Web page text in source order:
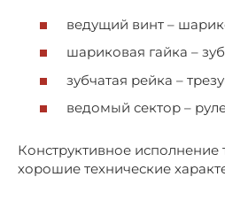
ведущий винт –
шариковая гайка –
зубчатая рейка –
ведомый сектор –
Конструктивное исполнение
хорошие технические